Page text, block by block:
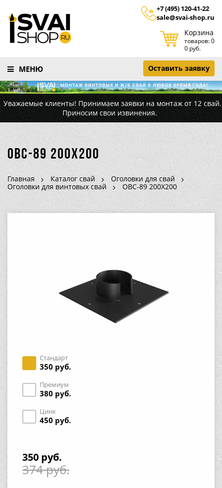
+7 (495) 120-41-22
sale@svai-shop.ru
Корзина
товаров: 0
0 руб.
МЕНЮ Оставить заявку
Уважаемые клиенты! Принимаем заявки на монтаж от 12 свай.
Приносим свои извинения.
ОВС-89 200Х200
Главная Каталог свай
Оголовки для свай
Оголовки для винтовых свай
ОВС-89 200Х200
Стандарт
350 руб.
Премиум
380 руб.
Цинк
450 руб.
350 руб.
374 руб.